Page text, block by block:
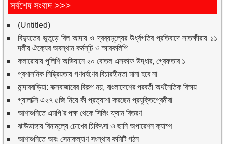
সর্বশেষ সংবাদ >>>
(Untitled)
বিদ্যুতের ভূতুড়ে বিল আদায় ও দ্রব্যমূল্যের ঊর্ধ্বগতির প্রতিবাদে সাতক্ষীরায় ১১
দলীয় ঐক্যের অবস্থান কর্মসূচি ও স্মারকলিপি
কলারোয়ায় পুলিশি অভিযানে ২০ বোতল এসকাফ উদ্ধার, গ্রেফতার ১
প্রশাসনিক নিষ্ক্রিয়তায় গণধর্ষণের বিচারহীনতা মানা হবে না
মান্দারবাড়িয়া: কক্সবাজারের বিকল্প নয়, বাংলাদেশের পরবর্তী অর্থনৈতিক বিস্ময়
গ্যালাক্সি এ২৭ ৫জি নিয়ে কী প্রত্যাশা করছেন প্রযুক্তিপ্রেমীরা
আশাশুনিতে এমপি’র পক্ষ থেকে সিলিং ফ্যান বিতরণ
ঝাউডাঙ্গায় বিনামূল্যে চোখের চিকিৎসা ও ছানি অপারেশন ক্যাম্প
আশাশুনিতে অবঃ সেনাকল্যাণ সংস্থার কমিটি গঠন